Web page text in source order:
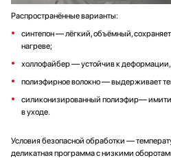
Распространённые варианты:
синтепон — лёгкий, объёмный,
нагреве;
холлофайбер — устойчив к
полиэфирное волокно — выдерживает
силиконизированный полиэфир—
в уходе.
Условия безопасной обработки —
деликатная программа с низкими